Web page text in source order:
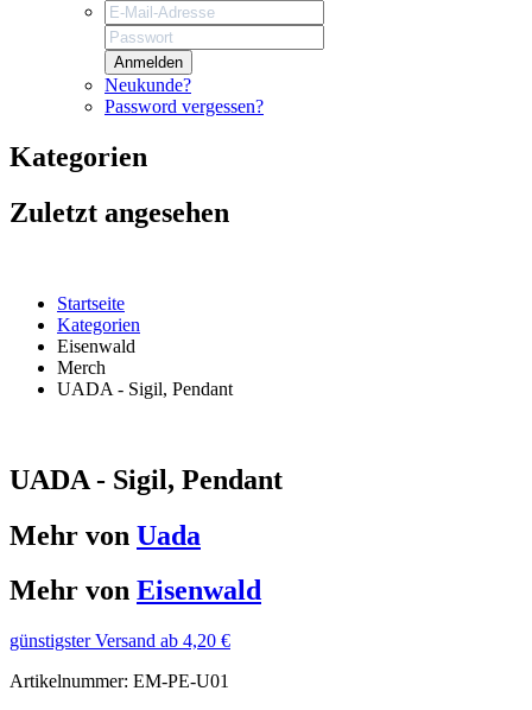
Anmelden
Neukunde?
Password vergessen?
Kategorien
Zuletzt angesehen
Startseite
Kategorien
Eisenwald
Merch
UADA - Sigil, Pendant
UADA - Sigil, Pendant
Mehr von Uada
Mehr von Eisenwald
günstigster Versand ab 4,20 €
Artikelnummer: EM-PE-U01